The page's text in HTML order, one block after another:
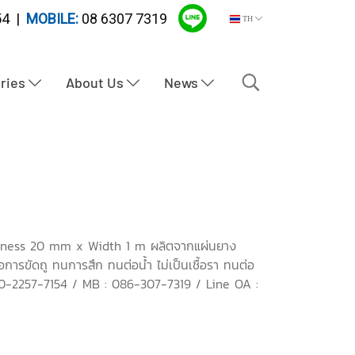
| MOBILE: 08 6307 7319 TH
About Us News
20 mm x Width 1 m ผลิตจากแผ่นยาง
รขัดถู ทนการสึก ทนต่อน้ำ ไม่เป็นเชื้อรา ทนต่อ
7154 / MB : 086-307-7319 / Line OA :